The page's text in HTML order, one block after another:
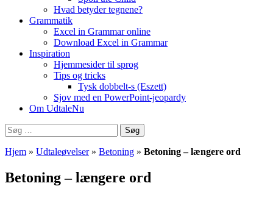
Hvad betyder tegnene?
Grammatik
Excel in Grammar online
Download Excel in Grammar
Inspiration
Hjemmesider til sprog
Tips og tricks
Tysk dobbelt-s (Eszett)
Sjov med en PowerPoint-jeopardy
Om UdtaleNu
Søg
efter:
Hjem » Udtaleøvelser» Betoning » Betoning – længere ord
Betoning – længere ord